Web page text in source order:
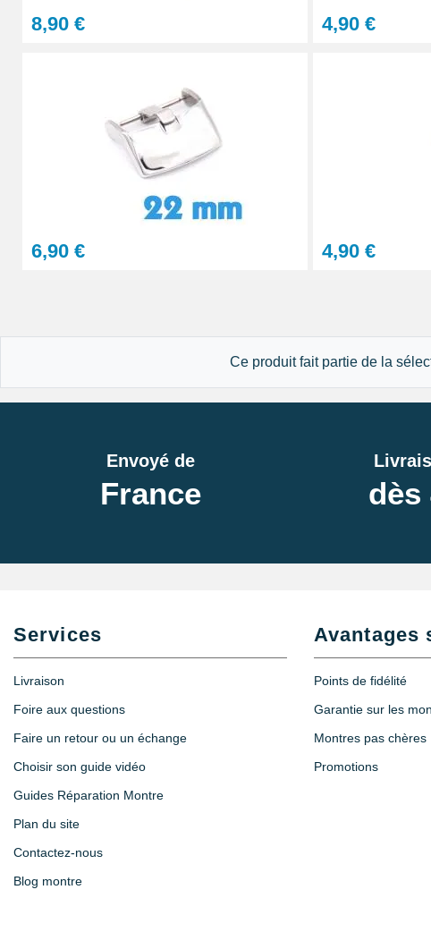
Kit Réparation Bracelet Montre 2 Pompes au
Lunettes grossissement variable réparation
13,90 €
Sacoche pour réparation de montre - 12 outils
Pointeau de pose à 2 têtes
Pied à coulisse digital pas cher
Loupe montre puissance grossissement X5
8,90 € 4,90 €
6,90 € 4,90 €
Ce produit fait partie de la
Envoyé de
France dès
Services
Livraison
Foire aux questions
Faire un retour ou un échange
Choisir son guide vidéo
Guides Réparation Montre
Plan du site
Contactez-nous
Blog montre
Avantages
Points de fidélité
Garantie sur les
Montres pas chères
Promotions